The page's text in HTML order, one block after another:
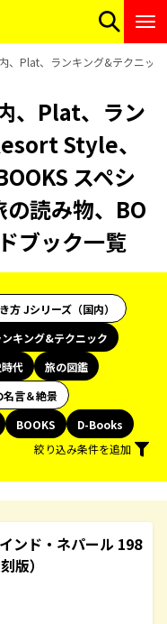
、Plat、ランキング&テクニッ
、Plat、ラン
Style、
スペシ
の読み物、BO
ブック一覧
方 Jシリーズ（国内）
ンキング&テクニック
代
旅の図鑑
言＆絶景
BOOKS
D-Books
絞り込み条件を追加
ンド・ネパール 198
版）